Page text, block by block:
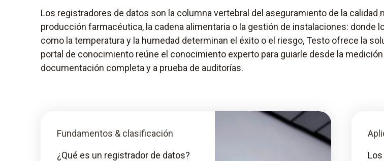
Los registradores de datos son la columna vertebral del aseguramiento de la calidad
producción farmacéutica, la cadena alimentaria o la gestión de instalaciones: donde
como la temperatura y la humedad determinan el éxito o el riesgo, Testo ofrece la
portal de conocimiento reúne el conocimiento experto para guiarle desde la
documentación completa y a prueba de auditorías.
Fundamentos & clasificación
¿Qué es un registrador de datos?